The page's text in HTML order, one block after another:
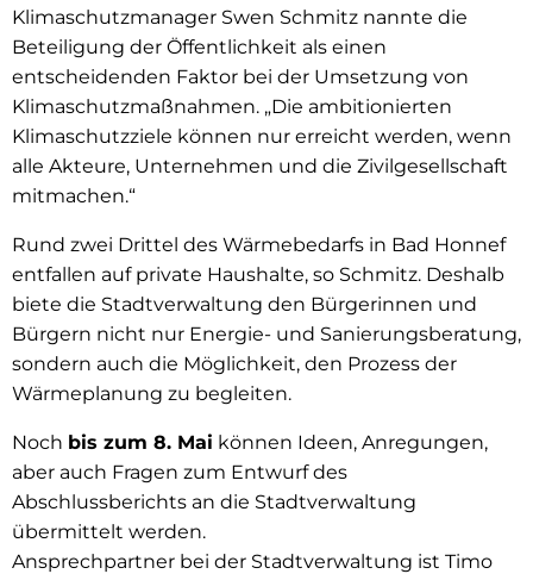
Klimaschutzmanager Swen Schmitz nannte die
Beteiligung der Öffentlichkeit als einen
entscheidenden Faktor bei der Umsetzung von
Klimaschutzmaßnahmen. „Die ambitionierten
Klimaschutzziele können nur erreicht werden, wenn
alle Akteure, Unternehmen und die Zivilgesellschaft
mitmachen.“
Rund zwei Drittel des Wärmebedarfs in Bad Honnef
entfallen auf private Haushalte, so Schmitz. Deshalb
biete die Stadtverwaltung den Bürgerinnen und
Bürgern nicht nur Energie- und Sanierungsberatung,
sondern auch die Möglichkeit, den Prozess der
Wärmeplanung zu begleiten.
Noch bis zum 8. Mai können Ideen, Anregungen,
aber auch Fragen zum Entwurf des
Abschlussberichts an die Stadtverwaltung
übermittelt werden.
Ansprechpartner bei der Stadtverwaltung ist Timo